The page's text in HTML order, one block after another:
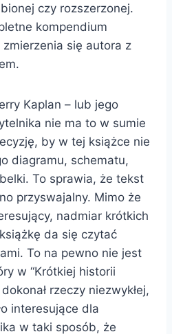
czy rozszerzonej.
kompendium
się autora z
Kaplan – lub jego
nie ma to w sumie
by w tej książce nie
diagramu, schematu,
To sprawia, że tekst
przyswajalny. Mimo że
nadmiar krótkich
da się czytać
To na pewno nie jest
w “Krótkiej historii
rzeczy niezwykłej,
interesujące dla
w taki sposób, że